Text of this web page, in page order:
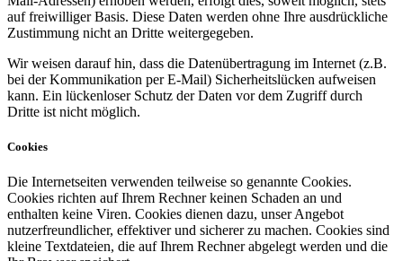
auf freiwilliger Basis. Diese Daten werden ohne Ihre ausdrückliche
Zustimmung nicht an Dritte weitergegeben.
Wir weisen darauf hin, dass die Datenübertragung im Internet (z.B.
bei der Kommunikation per E-Mail) Sicherheitslücken aufweisen
kann. Ein lückenloser Schutz der Daten vor dem Zugriff durch
Dritte ist nicht möglich.
Cookies
Die Internetseiten verwenden teilweise so genannte Cookies.
Cookies richten auf Ihrem Rechner keinen Schaden an und
enthalten keine Viren. Cookies dienen dazu, unser Angebot
nutzerfreundlicher, effektiver und sicherer zu machen. Cookies sind
kleine Textdateien, die auf Ihrem Rechner abgelegt werden und die